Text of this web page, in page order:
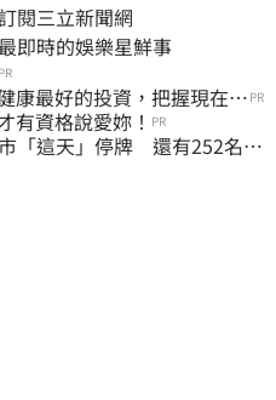
閱三立新聞網
即時的娛樂星鮮事
PR
康最好的投資，把握現在不 PR
有資格說愛妳！ PR
「這天」停牌 還有252名千